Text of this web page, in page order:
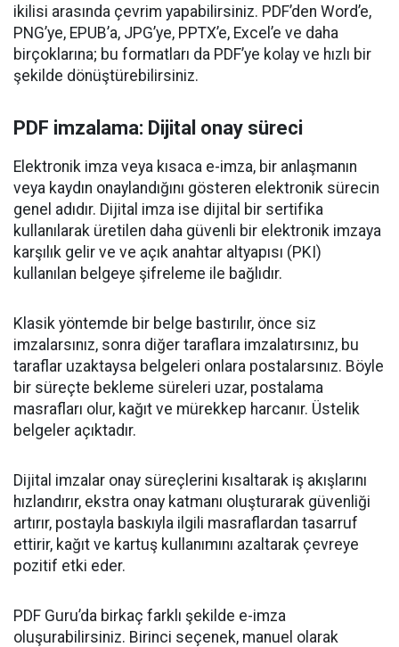
ikilisi arasında çevrim yapabilirsiniz. PDF’den Word’e,
PNG’ye, EPUB’a, JPG’ye, PPTX’e, Excel’e ve daha
birçoklarına; bu formatları da PDF’ye kolay ve hızlı bir
şekilde dönüştürebilirsiniz.
PDF imzalama: Dijital onay süreci
Elektronik imza veya kısaca e-imza, bir anlaşmanın
veya kaydın onaylandığını gösteren elektronik sürecin
genel adıdır. Dijital imza ise dijital bir sertifika
kullanılarak üretilen daha güvenli bir elektronik imzaya
karşılık gelir ve ve açık anahtar altyapısı (PKI)
kullanılan belgeye şifreleme ile bağlıdır.
Klasik yöntemde bir belge bastırılır, önce siz
imzalarsınız, sonra diğer taraflara imzalatırsınız, bu
taraflar uzaktaysa belgeleri onlara postalarsınız. Böyle
bir süreçte bekleme süreleri uzar, postalama
masrafları olur, kağıt ve mürekkep harcanır. Üstelik
belgeler açıktadır.
Dijital imzalar onay süreçlerini kısaltarak iş akışlarını
hızlandırır, ekstra onay katmanı oluşturarak güvenliği
artırır, postayla baskıyla ilgili masraflardan tasarruf
ettirir, kağıt ve kartuş kullanımını azaltarak çevreye
pozitif etki eder.
PDF Guru’da birkaç farklı şekilde e-imza
oluşurabilirsiniz. Birinci seçenek, manuel olarak